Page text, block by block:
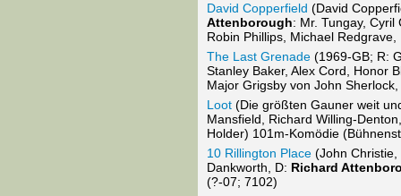
David Copperfield (David
Attenborough: Mr. Tungay,
Robin Phillips, Michael
The Last Grenade (1969-GB; R:
Stanley Baker, Alex Cord, Honor
Major Grigsby von John
Loot (Die größten Gauner weit
Mansfield, Richard Willing-
Holder) 101m-Komödie
10 Rillington Place (John
Dankworth, D: Richard
(?-07; 7102)